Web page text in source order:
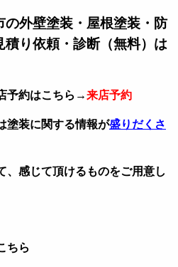
の外壁塗装・屋根塗装・防
り依頼・診断（無料）は
予約はこちら→来店予約
塗装に関する情報が盛りだくさ
、感じて頂けるものをご用意し
ちら